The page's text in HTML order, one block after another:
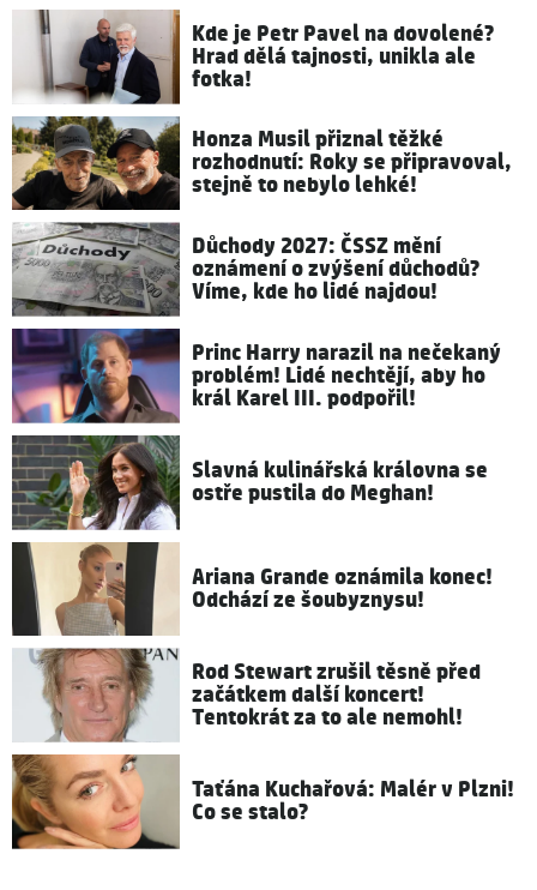
Kde je Petr Pavel na dovolené?
Hrad dělá tajnosti, unikla ale
fotka!
Honza Musil přiznal těžké
rozhodnutí: Roky se připravoval,
stejně to nebylo lehké!
Důchody 2027: ČSSZ mění
oznámení o zvýšení důchodů?
Víme, kde ho lidé najdou!
Princ Harry narazil na nečekaný
problém! Lidé nechtějí, aby ho
král Karel III. podpořil!
Slavná kulinářská královna se
ostře pustila do Meghan!
Ariana Grande oznámila konec!
Odchází ze šoubyznysu!
Rod Stewart zrušil těsně před
začátkem další koncert!
Tentokrát za to ale nemohl!
Taťána Kuchařová: Malér v Plzni!
Co se stalo?